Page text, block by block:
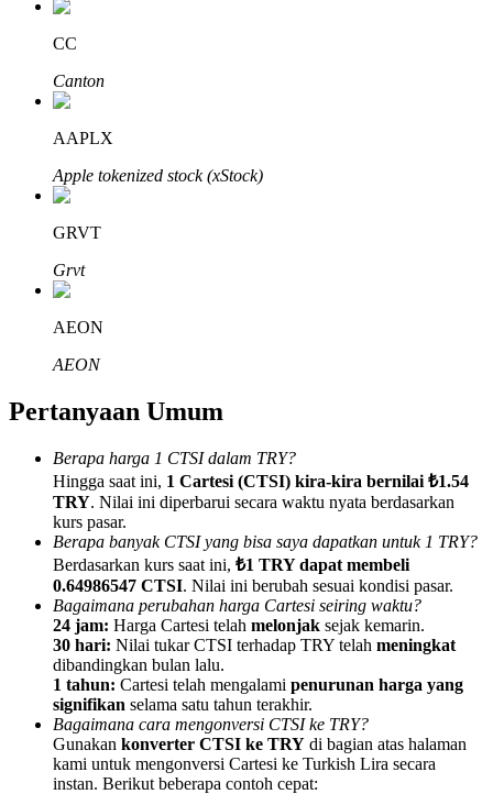
Referensi
Undang teman untuk mendapatkan imbalan tunai
Deposit CASHCAT & Win
CC
Canton
AAPLX
Apple tokenized stock (xStock)
GRVT
Grvt
AEON
AEON
Pertanyaan Umum
Berapa harga 1 CTSI dalam TRY?
Hingga saat ini, 1 Cartesi (CTSI) kira-kira bernilai ₺1.54
TRY. Nilai ini diperbarui secara waktu nyata berdasarkan
kurs pasar.
Berapa banyak CTSI yang bisa saya dapatkan untuk 1 TRY?
Berdasarkan kurs saat ini, ₺1 TRY dapat membeli
0.64986547 CTSI. Nilai ini berubah sesuai kondisi pasar.
Bagaimana perubahan harga Cartesi seiring waktu?
24 jam: Harga Cartesi telah melonjak sejak kemarin.
30 hari: Nilai tukar CTSI terhadap TRY telah meningkat
dibandingkan bulan lalu.
1 tahun: Cartesi telah mengalami penurunan harga yang
signifikan selama satu tahun terakhir.
Bagaimana cara mengonversi CTSI ke TRY?
Gunakan konverter CTSI ke TRY di bagian atas halaman
kami untuk mengonversi Cartesi ke Turkish Lira secara
instan. Berikut beberapa contoh cepat: